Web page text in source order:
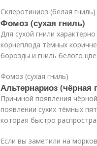
Склеротиниоз (белая гниль)
Фомоз (сухая гниль)
Для сухой гнили
корнеплода тёмных
борозды и гниль белого
Фомоз (сухая гниль)
Альтернариоз (чёрная
Причиной появления
появлении сухих тёмных
которая быстро
Если вы заметили на